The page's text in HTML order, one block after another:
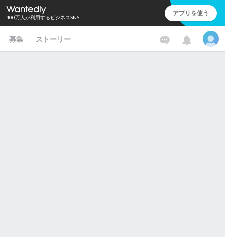
400万人が利用するビジネスSNS アプリを使う
募集 ストーリー